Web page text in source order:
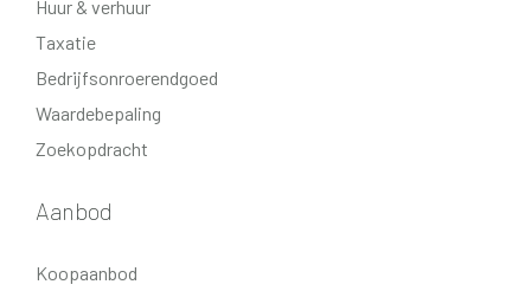
Huur & verhuur
Taxatie
Bedrijfsonroerendgoed
Waardebepaling
Zoekopdracht
Aanbod
Koopaanbod